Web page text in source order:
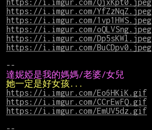
https://i.imgur.com/QjxKpt0.jpeg
https://i.imgur.com/YfZzNqZ.jpeg
https://i.imgur.com/1vp1HWS.jpeg
https://i.imgur.com/oQLVSng.jpeg
https://i.imgur.com/Dp5sKWl.jpeg
https://i.imgur.com/BuCDpv0.jpeg
達妮婭是我的媽媽/老婆/女兒
她一定是好女孩...
https://i.imgur.com/Eo6HKiK.gif
https://i.imgur.com/CCrEwFQ.gif
https://i.imgur.com/EmUV5dz.gif